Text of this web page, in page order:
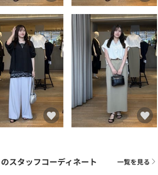
のスタッフコーディネート 一覧を見る